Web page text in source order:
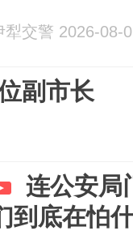
犁交警 2026-08-
副市长
连公安局
到底在怕